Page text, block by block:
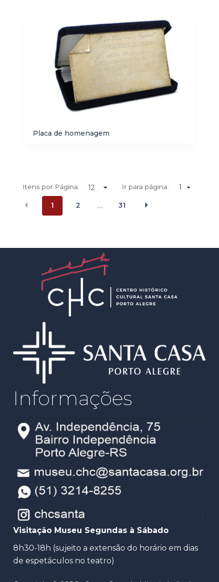
Placa de homenagem
Itens por Página: Ir para página: 1
1 2 … 31
Informações
Visitação Museu Segundas à Sábado
8h30-18h (sujeito a extensão do horário em dias
de espetáculos no teatro)